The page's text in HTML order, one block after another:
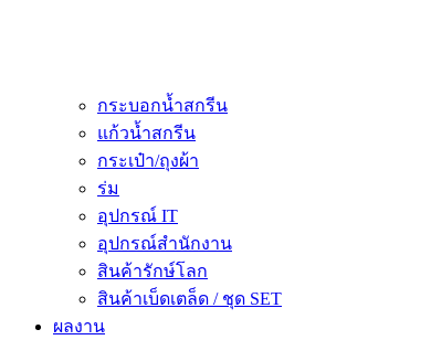
กระบอกน้ำสกรีน
แก้วน้ำสกรีน
กระเป๋า/ถุงผ้า
ร่ม
อุปกรณ์ IT
อุปกรณ์สำนักงาน
สินค้ารักษ์โลก
สินค้าเบ็ดเตล็ด / ชุด SET
ผลงาน